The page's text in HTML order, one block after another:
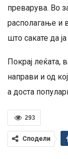
преварува. Во
располагање и
што сакате да ја
Покрај леќата,
направи и од
а доста
293
Сподели